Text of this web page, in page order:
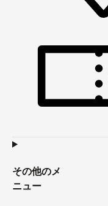
その他のメ
ニュー